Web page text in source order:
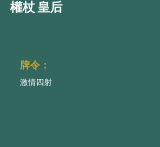
權杖 皇后
牌令：
激情四射